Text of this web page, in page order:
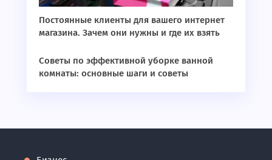
Постоянные клиенты для вашего интернет
магазина. Зачем они нужны и где их взять
Советы по эффективной уборке ванной
комнаты: основные шаги и советы